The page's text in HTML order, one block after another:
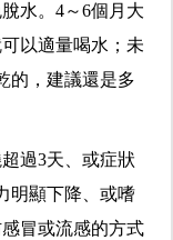
水。4～6個月大
以適量喝水；未
的，建議還是多
過3天、或症狀
明顯下降、或嗜
冒或流感的方式